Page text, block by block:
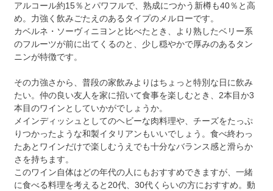
アルコール約15％とパワフルで、熟成につかう新樽も40％と高
め。力強く飲みごたえのあるタイプのメルローです。
カベルネ・ソーヴィニヨンと比べたとき、より熟したベリー系
のフルーツが前に出てくるのと、少し穏やかで厚みのあるタン
ニンが特徴です。
その力強さから、普段の家飲みよりはちょっと特別な日に飲み
たい。仲の良い友人を家に招いて食事を楽しむとき、2本目か3
本目のワインとしていかがでしょうか。
メインディッシュとしてのヘビーな肉料理や、チーズをたっぷ
りつかったような和製イタリアンもいいでしょう。食べ終わっ
たあとワインだけで楽しむうえでも十分なバランス感と滑らか
さを持ちます。
このワイン自体はどの年代の人にもおすすめできますが、一緒
に食べる料理を考えると20代、30代くらいの方におすすめ。動